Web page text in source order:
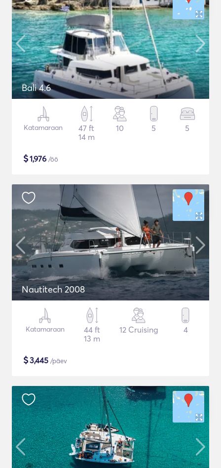
Bali 4.6
Katamaraan
47 ft
14 m
10 5 5
$1,976 /öö
Nautitech 2008
Katamaraan
44 ft
13 m
12 Cruising 4
$3,445 /päev